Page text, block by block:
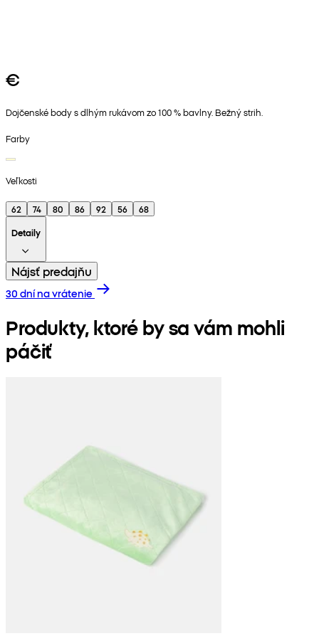
€
Dojčenské body s dlhým rukávom zo 100 % bavlny. Bežný strih.
Farby
Veľkosti
62 74 80 86 92 56
68
Detaily
Nájsť predajňu
30 dní na vrátenie
Produkty, ktoré by sa vám mohli
páčiť